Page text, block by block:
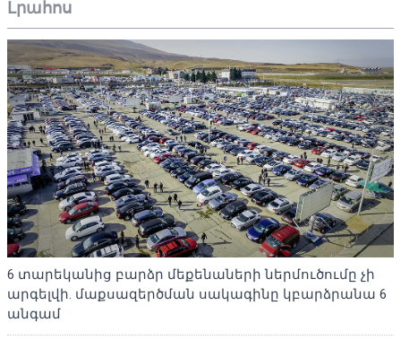
Լրահոս
6 տարեկանից բարձր մեքենաների ներմուծումը չի
արգելվի. մաքսազերծման սակագինը կբարձրանա 6
անգամ